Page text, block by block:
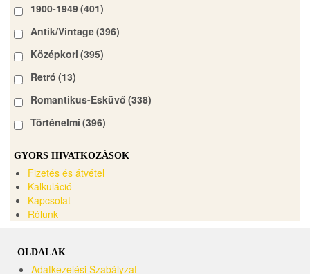
1900-1949(401)
Antik/Vintage(396)
Középkori (395)
Retró (13)
Romantikus-Esküvő (338)
Történelmi (396)
GYORS HIVATKOZÁSOK
Fizetés és átvétel
Kalkuláció
Kapcsolat
Rólunk
OLDALAK
Adatkezelési Szabályzat